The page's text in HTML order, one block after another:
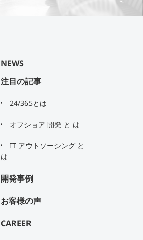
NEWS
注目の記事
24/365とは
オフショア 開発 と は
IT アウトソーシング と
は
開発事例
お客様の声
CAREER